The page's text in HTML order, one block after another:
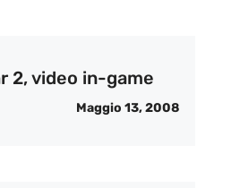
2, video in-game
Maggio 13, 2008